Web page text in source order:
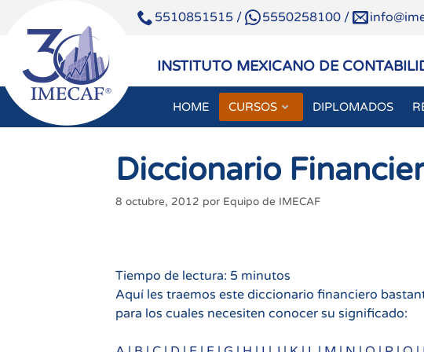
5510851515 / 5550258100 /
INSTITUTO MEXICANO DE
HOME CURSOS DIPLOMADOS
Diccionario
8 octubre, 2012 por Equipo de IMECAF
Tiempo de lectura: 5 minutos
Aquí les traemos este diccionario financiero
para los cuales necesiten conocer su significado: